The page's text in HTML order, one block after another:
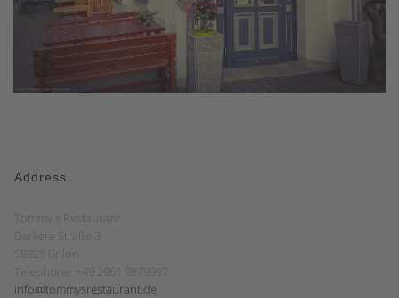
Address
Tommy's Restaurant
Derkere Straße 3
59929 Brilon
Telephone: +49 2961 9879997
info@tommysrestaurant.de